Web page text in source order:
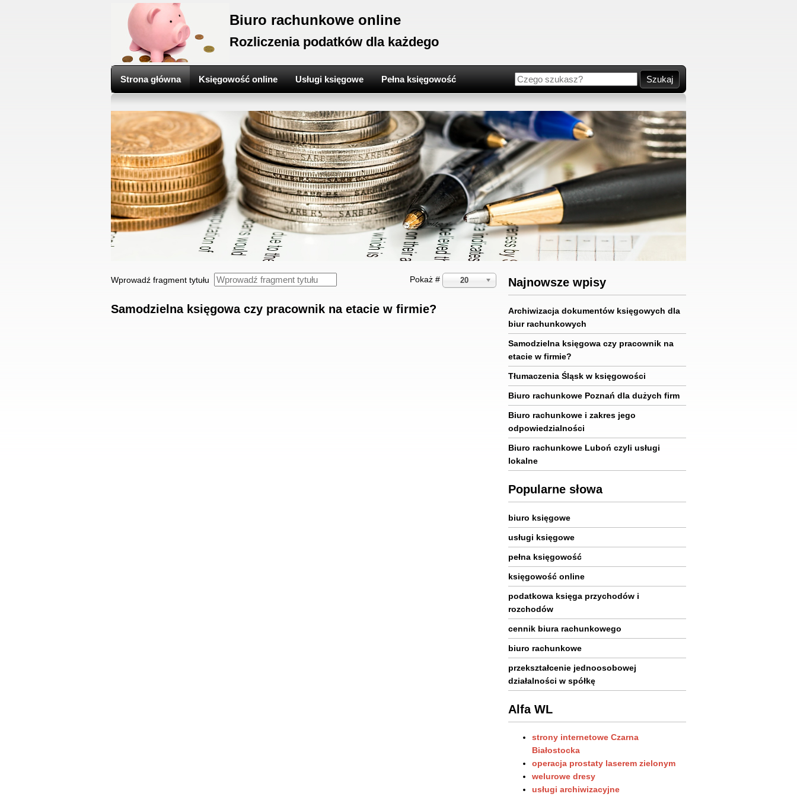
Biuro rachunkowe online
Rozliczenia podatków dla każdego
Strona główna Księgowość online Usługi księgowe Pełna księgowość Szukaj
Wprowadź fragment tytułu Pokaż # 20
Samodzielna księgowa czy pracownik na etacie w firmie?
Najnowsze wpisy
Archiwizacja dokumentów księgowych dla
biur rachunkowych
Samodzielna księgowa czy pracownik na
etacie w firmie?
Tłumaczenia Śląsk w księgowości
Biuro rachunkowe Poznań dla dużych firm
Biuro rachunkowe i zakres jego
odpowiedzialności
Biuro rachunkowe Luboń czyli usługi
lokalne
Popularne słowa
biuro księgowe
usługi księgowe
pełna księgowość
księgowość online
podatkowa księga przychodów i
rozchodów
cennik biura rachunkowego
biuro rachunkowe
przekształcenie jednoosobowej
działalności w spółkę
Alfa WL
strony internetowe Czarna
Białostocka
operacja prostaty laserem zielonym
welurowe dresy
usługi archiwizacyjne